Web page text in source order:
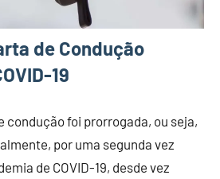
de Condução
19
condução foi prorrogada, ou seja,
por uma segunda vez
de COVID-19, desde vez